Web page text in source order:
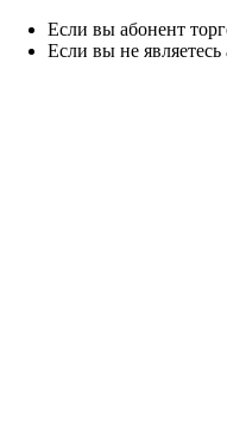
Если вы абонент
Если вы не